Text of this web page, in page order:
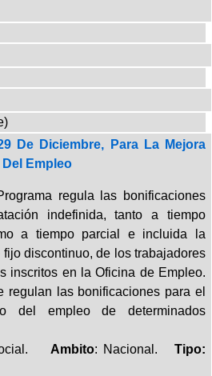
De Diciembre, Para La Mejora
Empleo
regula las bonificaciones
indefinida, tanto a tiempo
a tiempo parcial e incluida la
fijo discontinuo, de los trabajadores
inscritos en la Oficina de Empleo.
regulan las bonificaciones para el
del empleo de determinados
Ambito: Nacional. Tipo: